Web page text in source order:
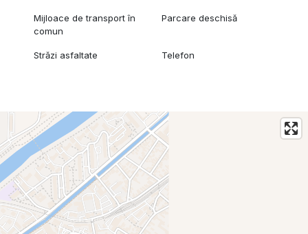
Mijloace de transport în
comun
Parcare deschisă
Străzi asfaltate Telefon